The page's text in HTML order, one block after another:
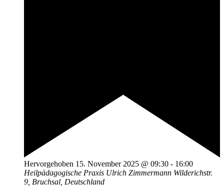
Hervorgehoben 15. November 2025 @ 09:30 - 16:00
Heilpädagogische Praxis Ulrich Zimmermann Wilderichstr.
9, Bruchsal, Deutschland